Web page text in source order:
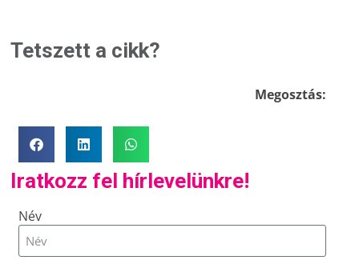
Tetszett a cikk?
Megosztás:
Iratkozz fel hírlevelünkre!
Név